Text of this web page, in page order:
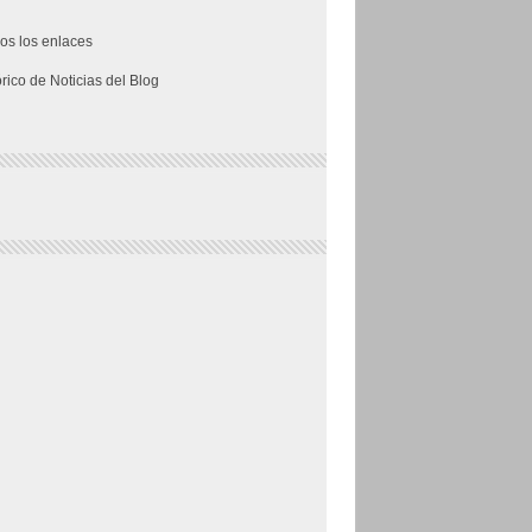
los enlaces
de Noticias del Blog